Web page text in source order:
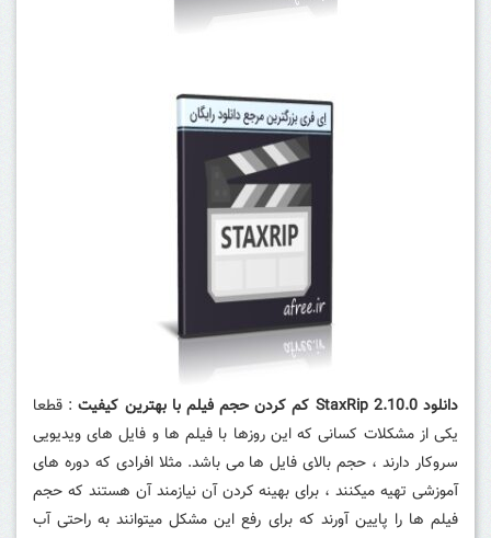
دانلود StaxRip 2.10.0 کم کردن حجم فیلم با بهترین کیفیت
: قطعا
یکی از مشکلات کسانی که این روزها با فیلم ها و فایل های ویدیویی
سروکار دارند ، حجم بالای فایل ها می باشد. مثلا افرادی که دوره های
آموزشی تهیه میکنند ، برای بهینه کردن آن نیازمند آن هستند که حجم
فیلم ها را پایین آورند که برای رفع این مشکل میتوانند به راحتی آب